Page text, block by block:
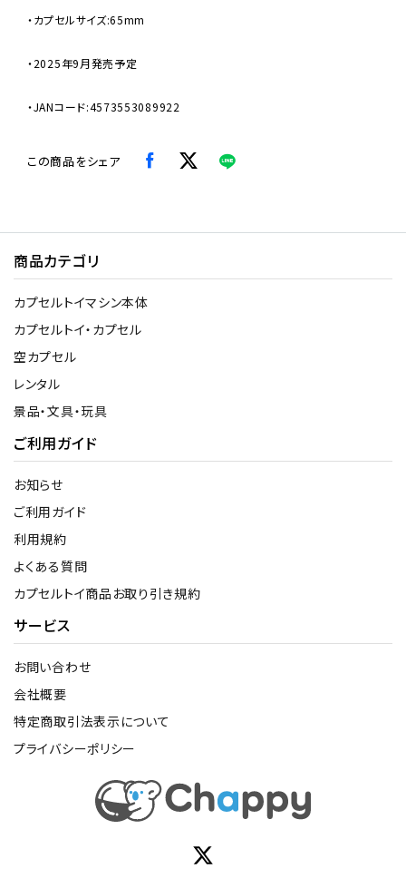
・カプセルサイズ:65mm
・2025年9月発売予定
・JANコード:4573553089922
この商品をシェア
商品カテゴリ
カプセルトイマシン本体
カプセルトイ・カプセル
空カプセル
レンタル
景品・文具・玩具
ご利用ガイド
お知らせ
ご利用ガイド
利用規約
よくある質問
カプセルトイ商品お取り引き規約
サービス
お問い合わせ
会社概要
特定商取引法表示について
プライバシーポリシー